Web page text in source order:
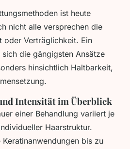
ist heute
nicht alle versprechen die
oder Verträglichkeit. Ein
die gängigsten Ansätze
hinsichtlich Haltbarkeit,
Intensität im Überblick
einer Behandlung variiert je
Haarstruktur.
bis zu